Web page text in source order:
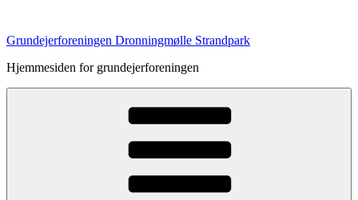
indhold
Grundejerforeningen Dronningmølle Strandpark
Hjemmesiden for grundejerforeningen